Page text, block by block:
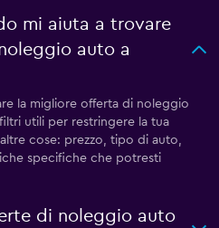
mi aiuta a trovare
auto a
la migliore offerta di noleggio
utili per restringere la tua
cose: prezzo, tipo di auto,
specifiche che potresti
di noleggio auto